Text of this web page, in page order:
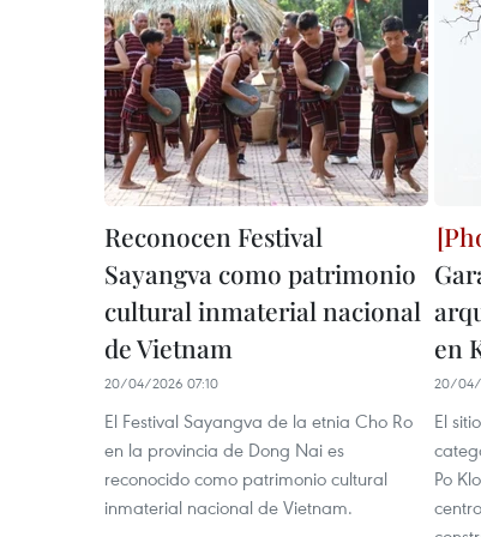
Reconocen Festival
Sayangva como patrimonio
cultural inmaterial nacional
de Vietnam
20/04/2026 07:10
El Festival Sayangva de la etnia Cho Ro
en la provincia de Dong Nai es
reconocido como patrimonio cultural
inmaterial nacional de Vietnam.
en
20/04/
El
Po